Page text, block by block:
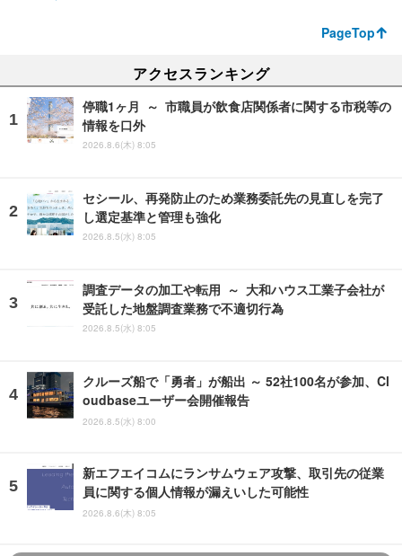
PageTop
アクセスランキング
停職1ヶ月 ～ 市職員が飲食店関係者に関する市税等の
情報を口外
2026.8.6(木) 8:05
セシール、再発防止のため業務委託先の見直しを完了
し選定基準と管理も強化
2026.8.5(水) 8:05
調査データの加工や転用 ～ 大和ハウス工業子会社が
受託した地盤調査業務で不適切行為
2026.8.5(水) 8:05
クルーズ船で「勇者」が船出 ～ 52社100名が参加、Cl
oudbaseユーザー会開催報告
2026.8.5(水) 8:00
新エフエイコムにランサムウェア攻撃、取引先の従業
員に関する個人情報が漏えいした可能性
2026.8.6(木) 8:05